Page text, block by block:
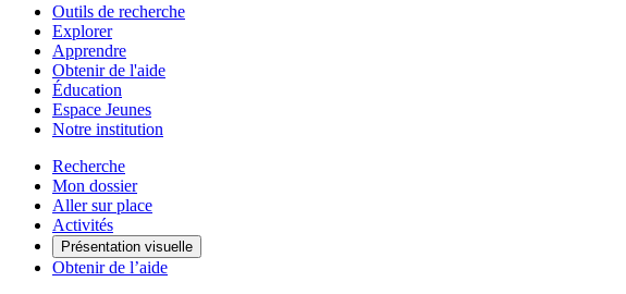
Outils de recherche
Explorer
Apprendre
Obtenir de l'aide
Éducation
Espace Jeunes
Notre institution
Recherche
Mon dossier
Aller sur place
Activités
Présentation visuelle
Obtenir de l’aide